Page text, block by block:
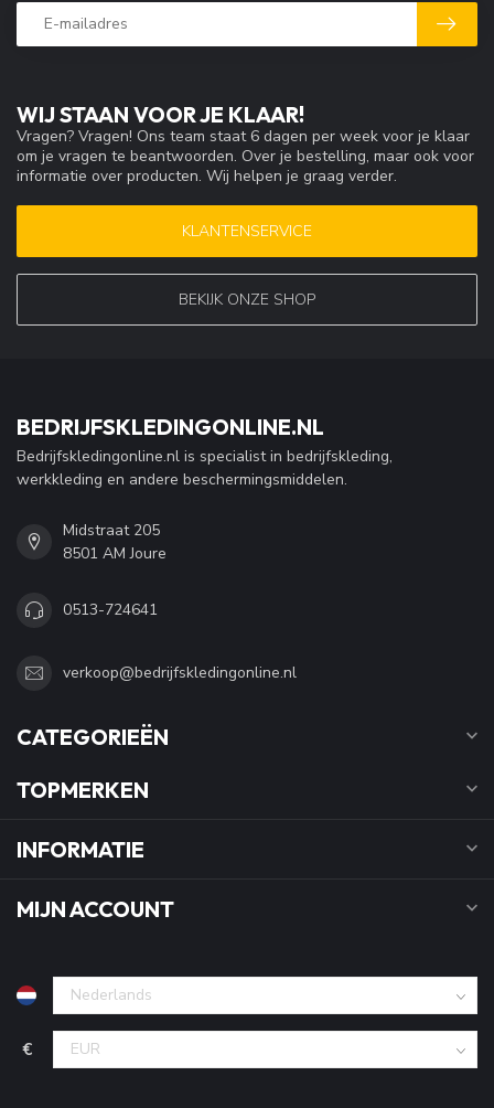
WIJ STAAN VOOR JE KLAAR!
Vragen? Vragen! Ons team staat 6 dagen per week voor je klaar
om je vragen te beantwoorden. Over je bestelling, maar ook voor
informatie over producten. Wij helpen je graag verder.
KLANTENSERVICE
BEKIJK ONZE SHOP
BEDRIJFSKLEDINGONLINE.NL
Bedrijfskledingonline.nl is specialist in bedrijfskleding,
werkkleding en andere beschermingsmiddelen.
Midstraat 205
8501 AM Joure
0513-724641
verkoop@bedrijfskledingonline.nl
CATEGORIEËN
TOPMERKEN
INFORMATIE
MIJN ACCOUNT
€